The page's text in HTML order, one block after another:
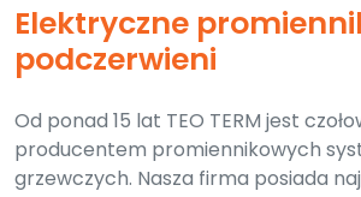
Elektryczne
podczerwieni
Od ponad 15 lat TEO TERM jest
producentem promiennikowych
grzewczych. Nasza firma posiada